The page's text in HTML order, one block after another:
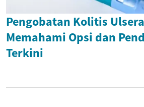
Pengobatan Kolitis
Memahami Opsi dan
Terkini